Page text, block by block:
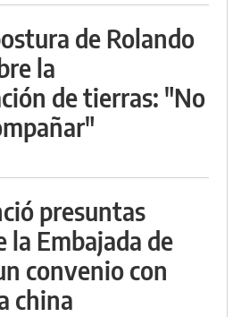
de Rolando
la
de tierras: "No
presuntas
la Embajada de
convenio con
china